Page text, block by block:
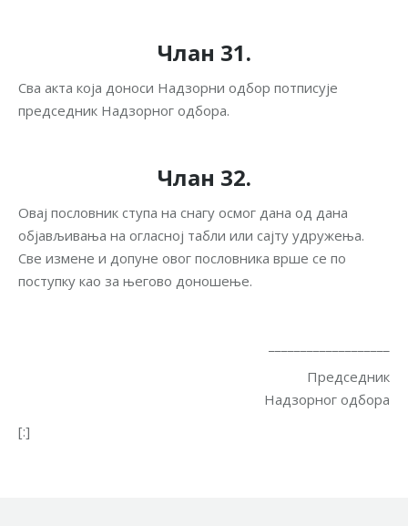
Члан 31.
Сва акта која доноси Надзорни одбор потписује
председник Надзорног одбора.
Члан 32.
Овај пословник ступа на снагу осмог дана од дана
објављивања на огласној табли или сајту удружења.
Све измене и допуне овог пословника врше се по
поступку као за његово доношење.
Председник
Надзорног одбора
[:]